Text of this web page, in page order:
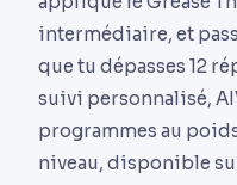
intermédiaire, et
que tu dépasses 12
suivi personnalisé,
programmes au
niveau, disponible